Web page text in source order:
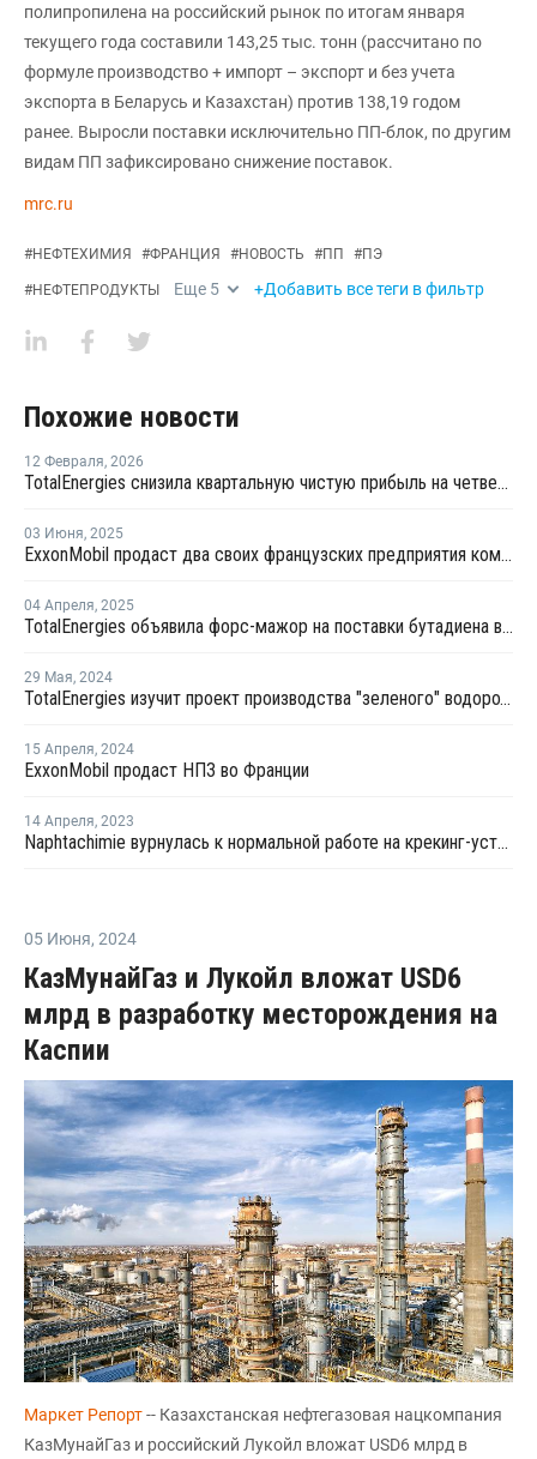
полипропилена на российский рынок по итогам января
текущего года составили 143,25 тыс. тонн (рассчитано по
формуле производство + импорт – экспорт и без учета
экспорта в Беларусь и Казахстан) против 138,19 годом
ранее. Выросли поставки исключительно ПП-блок, по другим
видам ПП зафиксировано снижение поставок.
mrc.ru
#НЕФТЕХИМИЯ #ФРАНЦИЯ #НОВОСТЬ #ПП #ПЭ
#НЕФТЕПРОДУКТЫ Еще 5 +Добавить все теги в фильтр
Похожие новости
12 Февраля, 2026
TotalEnergies снизила квартальную чистую прибыль на четверть
03 Июня, 2025
ExxonMobil продаст два своих французских предприятия компании North Atlantic
04 Апреля, 2025
TotalEnergies объявила форс-мажор на поставки бутадиена во Франции
29 Мая, 2024
TotalEnergies изучит проект производства "зеленого" водорода в Тунисе
15 Апреля, 2024
ExxonMobil продаст НПЗ во Франции
14 Апреля, 2023
Naphtachimie вурнулась к нормальной работе на крекинг-установке в Лавере
05 Июня, 2024
КазМунайГаз и Лукойл вложат USD6
млрд в разработку месторождения на
Каспии
Маркет Репорт-- Казахстанская нефтегазовая нацкомпания
КазМунайГаз и российский Лукойл вложат USD6 млрд в